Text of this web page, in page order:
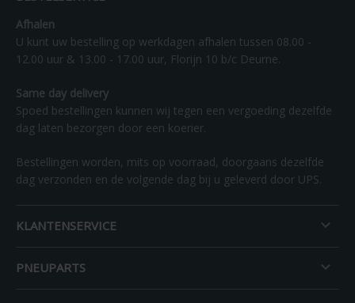
Afhalen
U kunt uw bestelling op werkdagen afhalen tussen 08.00 -
12.00 uur & 13.00 - 17.00 uur, Florijn 10 b/c Deurne.
Same day delivery
Spoed bestellingen kunnen wij tegen een vergoeding dezelfde
dag laten bezorgen door een koerier.
Bestellingen worden, mits op voorraad, doorgaans dezelfde
dag verzonden en de volgende dag bij u geleverd door UPS.
KLANTENSERVICE 
PNEUPARTS 